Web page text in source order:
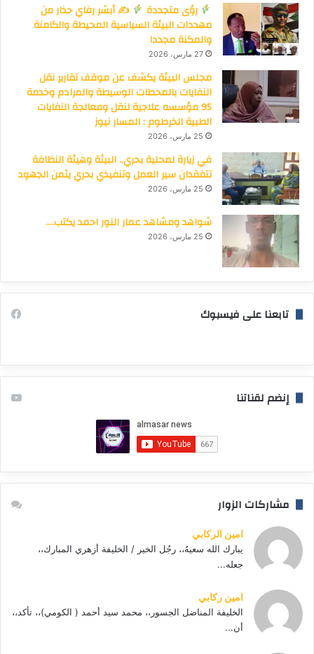
رؤى متجددة ✍أبشر رفاي حذار من
مهددات البيئة السياسية المحيطة والكامنة
والمكنة مجددا
27 مارس، 2026
مجلس البيئة يكشف عن موقف تقارير نقل
النفايات بالمحطات الوسيطة والمرادم وخدمة
95 مؤسسه علاجية لنقل ومعالجة النفايات
الطبية الخرطوم : المسار نيوز
25 مارس، 2026
في زيارة لمحلية بحري.. البيئة وهيئة النظافة
تتفقدان سير العمل وتنفيذي بحري يثمن الجهود
25 مارس، 2026
شواهد ومشاهد عمار النور احمد يكتب….
25 مارس، 2026
تابعنا على فيسبوك
إنضم لقناتنا
مشاركات الزوار
امين الركابي
يبارك الله سعيهُ،، رجُل الخير / الخليفة أزهري المبارك،،
جعله...
امين ركابي
الخليفة المناضل الجسور،، محمد سيد أحمد ( الكومي)،، تأكد،،
أن...